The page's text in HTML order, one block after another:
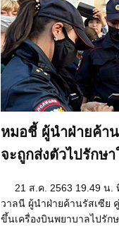
หมอชี้ ผู้นำฝ่ายค้า
จะถูกส่งตัวไปรักษ
21 ส.ค. 2563 19.49 น.
วาลนี ผู้นำฝ่ายค้านรัสเซีย
ขึ้นเครื่องบินพยาบาลไปรัก